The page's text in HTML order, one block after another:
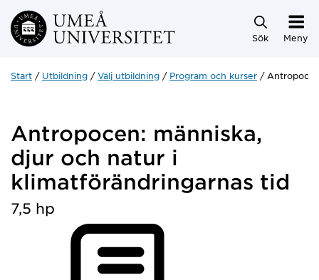
Hoppa direkt till innehållet
Sök Meny
Start Utbildning Välj utbildning Program och kurser
Antropocen: människa,
djur och natur i
klimatförändringarnas tid
7,5 hp